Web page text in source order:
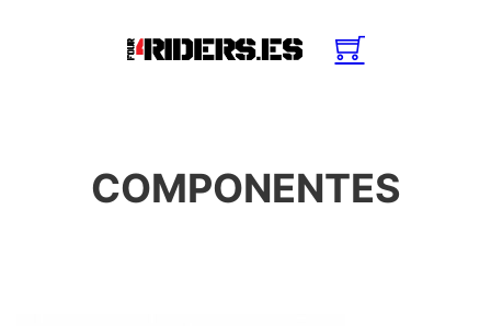
COMPONENTES